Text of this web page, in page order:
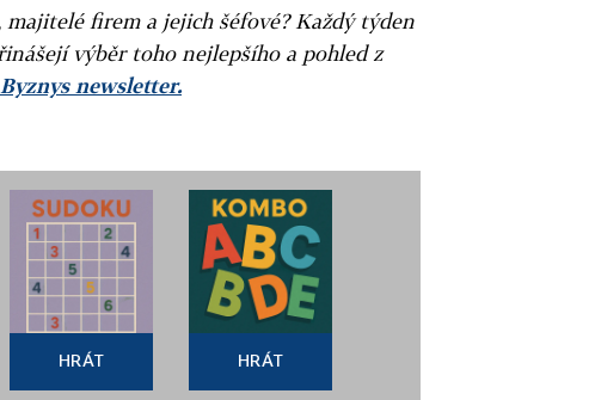
firem a jejich šéfové? Každý týden
výběr toho nejlepšího a pohled z
newsletter.
HRÁT HRÁT